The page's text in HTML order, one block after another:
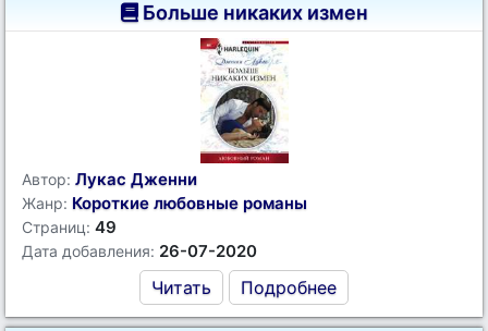
Больше никаких измен
Автор: Лукас Дженни
Жанр: Короткие любовные романы
Страниц: 49
Дата добавления: 26-07-2020
Читать Подробнее